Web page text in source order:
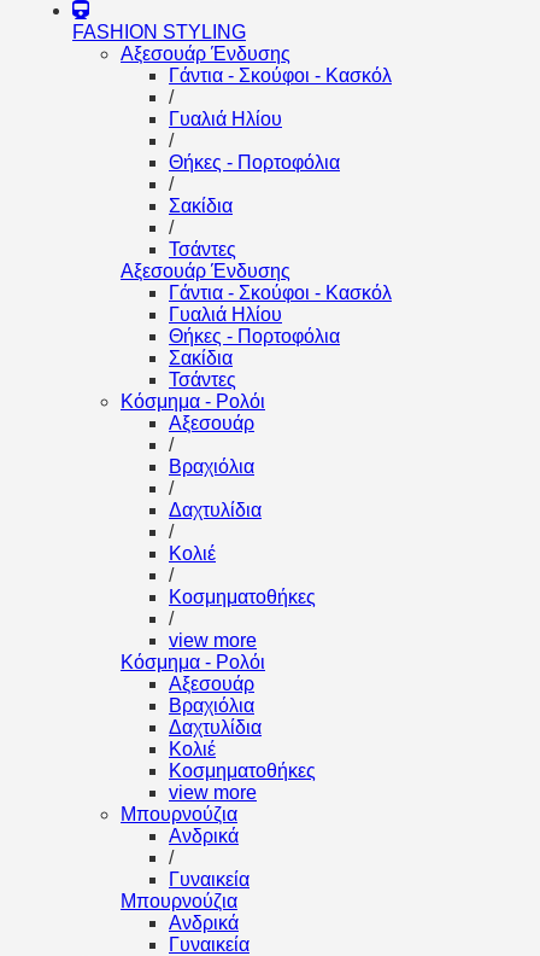
FASHION STYLING
Αξεσουάρ Ένδυσης
Γάντια - Σκούφοι - Κασκόλ
/
Γυαλιά Ηλίου
/
Θήκες - Πορτοφόλια
/
Σακίδια
/
Τσάντες
Αξεσουάρ Ένδυσης
Γάντια - Σκούφοι - Κασκόλ
Γυαλιά Ηλίου
Θήκες - Πορτοφόλια
Σακίδια
Τσάντες
Κόσμημα - Ρολόι
Αξεσουάρ
/
Βραχιόλια
/
Δαχτυλίδια
/
Κολιέ
/
Κοσμηματοθήκες
/
view more
Κόσμημα - Ρολόι
Αξεσουάρ
Βραχιόλια
Δαχτυλίδια
Κολιέ
Κοσμηματοθήκες
view more
Μπουρνούζια
Ανδρικά
/
Γυναικεία
Μπουρνούζια
Ανδρικά
Γυναικεία